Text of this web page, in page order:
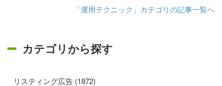
「運用テクニック」カテゴリの記事一覧へ
カテゴリから探す
リスティング広告 (1872)